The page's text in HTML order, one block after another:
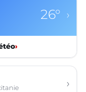
26° ›
›
›